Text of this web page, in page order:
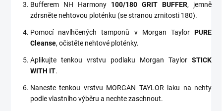
Bufferem NH Harmony 100/180 GRIT BUFFER, jemně
zdrsněte nehtovou ploténku (se stranou zrnitosti 180).
Pomocí navlhčených tamponů v Morgan Taylor PURE
Cleanse, očistěte nehtové ploténky.
Aplikujte tenkou vrstvu podlaku Morgan Taylor STICK
WITH IT.
Naneste tenkou vrstvu MORGAN TAYLOR laku na nehty
podle vlastního výběru a nechte zaschnout.